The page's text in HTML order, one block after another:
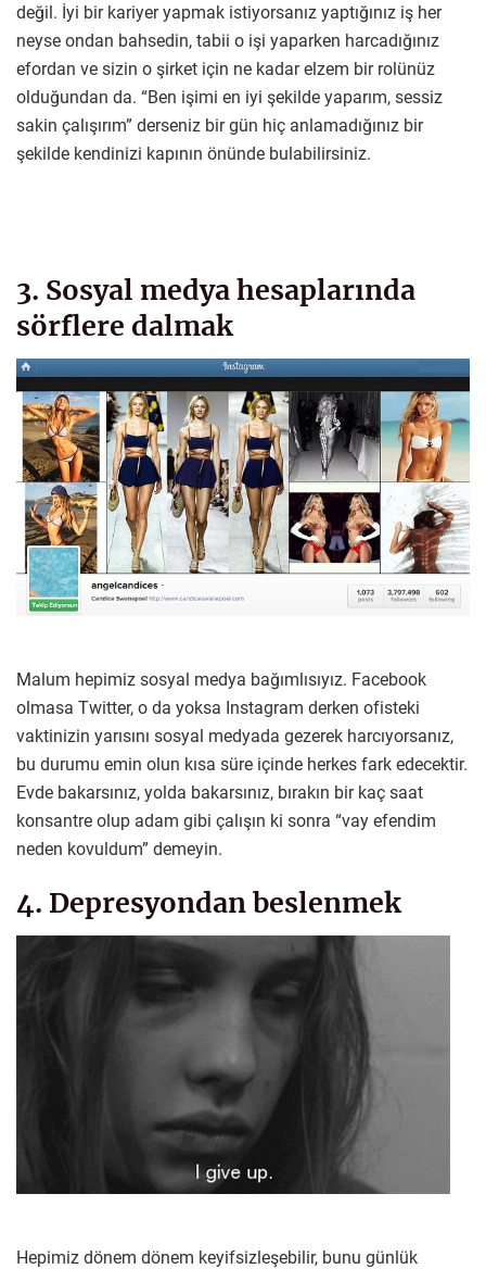
değil. İyi bir kariyer yapmak istiyorsanız yaptığınız iş her
neyse ondan bahsedin, tabii o işi yaparken harcadığınız
efordan ve sizin o şirket için ne kadar elzem bir rolünüz
olduğundan da. “Ben işimi en iyi şekilde yaparım, sessiz
sakin çalışırım” derseniz bir gün hiç anlamadığınız bir
şekilde kendinizi kapının önünde bulabilirsiniz.
3. Sosyal medya hesaplarında
sörflere dalmak
Malum hepimiz sosyal medya bağımlısıyız. Facebook
olmasa Twitter, o da yoksa Instagram derken ofisteki
vaktinizin yarısını sosyal medyada gezerek harcıyorsanız,
bu durumu emin olun kısa süre içinde herkes fark edecektir.
Evde bakarsınız, yolda bakarsınız, bırakın bir kaç saat
konsantre olup adam gibi çalışın ki sonra “vay efendim
neden kovuldum” demeyin.
4. Depresyondan beslenmek
Hepimiz dönem dönem keyifsizleşebilir, bunu günlük